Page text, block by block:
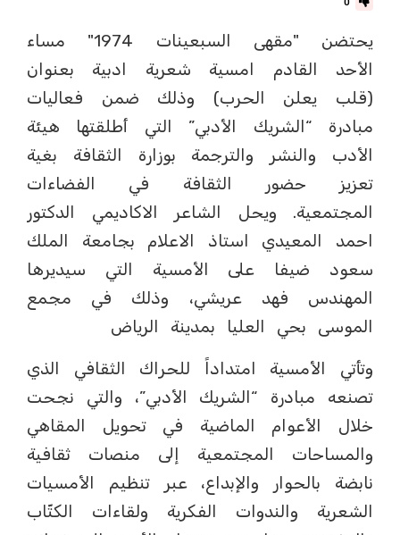
يحتضن "مقهى السبعينات 1974" مساء
الأحد القادم امسية شعرية ادبية بعنوان
(قلب يعلن الحرب) وذلك ضمن فعاليات
مبادرة “الشريك الأدبي” التي أطلقتها هيئة
الأدب والنشر والترجمة بوزارة الثقافة بغية
تعزيز حضور الثقافة في الفضاءات
المجتمعية. ويحل الشاعر الاكاديمي الدكتور
احمد المعيدي استاذ الاعلام بجامعة الملك
سعود ضيفا على الأمسية التي سيديرها
المهندس فهد عريشي، وذلك في مجمع
الموسى بحي العليا بمدينة الرياض
وتأتي الأمسية امتداداً للحراك الثقافي الذي
تصنعه مبادرة “الشريك الأدبي”، والتي نجحت
خلال الأعوام الماضية في تحويل المقاهي
والمساحات المجتمعية إلى منصات ثقافية
نابضة بالحوار والإبداع، عبر تنظيم الأمسيات
الشعرية والندوات الفكرية ولقاءات الكتّاب